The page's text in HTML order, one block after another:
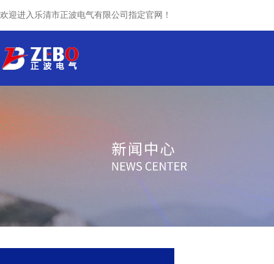
欢迎进入乐清市正波电气有限公司指定官网！